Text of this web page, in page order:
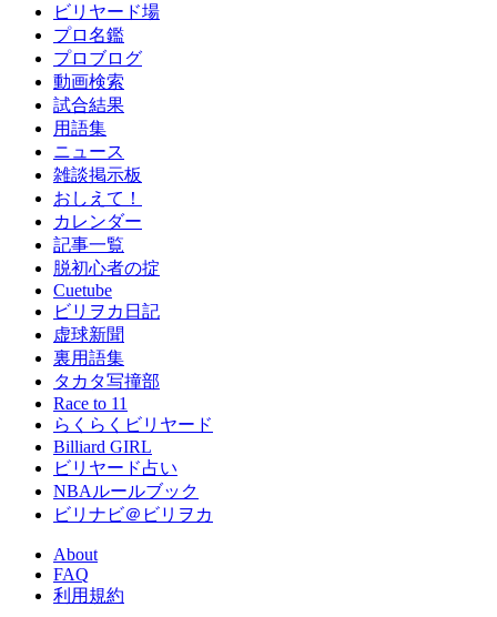
ビリヤード場
プロ名鑑
プロブログ
動画検索
試合結果
用語集
ニュース
雑談掲示板
おしえて！
カレンダー
記事一覧
脱初心者の掟
Cuetube
ビリヲカ日記
虚球新聞
裏用語集
タカタ写撞部
Race to 11
らくらくビリヤード
Billiard GIRL
ビリヤード占い
NBAルールブック
ビリナビ＠ビリヲカ
About
FAQ
利用規約